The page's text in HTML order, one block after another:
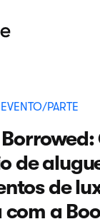
EVENTO/PARTE
de
de
a